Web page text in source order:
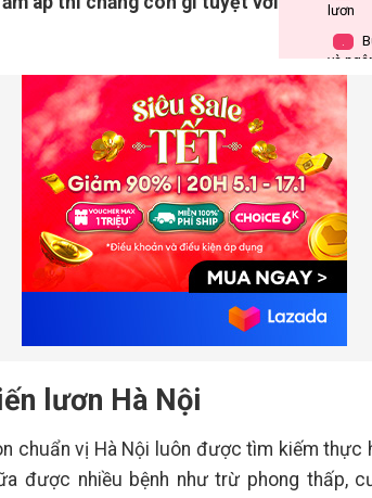
lươn
.
và
.
2. Cách
2.1.
2.2.
.
.
ống
.
lươn Hà Nội
chuẩn vị Hà Nội luôn được tìm kiếm thực
được nhiều bệnh như trừ phong thấp,